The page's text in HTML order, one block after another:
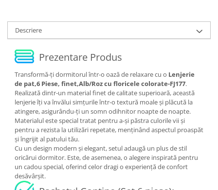
Descriere
Prezentare Produs
Transformă-ți dormitorul într-o oază de relaxare cu o Lenjerie
de pat,6 Piese, finet,Alb/Roz cu floricele colorate-FJ177.
Realizată dintr-un material finet de calitate superioară, această
lenjerie îți va învălui simțurile într-o textură moale și plăcută la
atingere, asigurându-ți un somn odihnitor noapte de noapte.
Materialul este special tratat pentru a-și păstra culorile vii și
pentru a rezista la utilizări repetate, menținând aspectul proaspăt
și îngrijit al patului tău.
Cu un design modern și elegant, setul adaugă un plus de stil
oricărui dormitor. Este, de asemenea, o alegere inspirată pentru
un cadou special, oferind celor dragi o experiență de confort
desăvârșit.